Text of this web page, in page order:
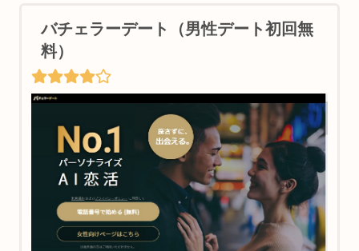
バチェラーデート（男性デート初回無
料）